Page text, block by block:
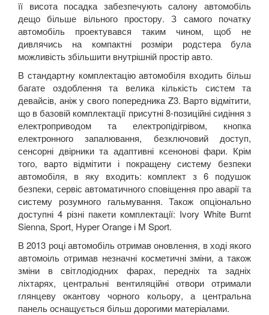
її висота посадка забезпечують салону автомобіль
дещо більше вільного простору. З самого початку
автомобіль проектувався таким чином, щоб не
дивлячись на компактні розміри родстера була
можливість збільшити внутрішній простір авто.
В стандартну комплектацію автомобіля входить більш
багате оздоблення та велика кількість систем та
девайсів, аніж у свого попередника Z3. Варто відмітити,
що в базовій комплектації присутні 8-позиційні сидіння з
електроприводом та електропідігрівом, кнопка
електронного запалювання, безключовий доступ,
сенсорні двірники та адаптивні ксенонові фари. Крім
того, варто відмітити і покращену систему безпеки
автомобіля, в яку входить: комплект з 6 подушок
безпеки, сервіс автоматичного сповіщення про аварії та
систему розумного гальмування. Також опціонально
доступні 4 різні пакети комплектації: Ivory White Burnt
Sienna, Sport, Hyper Orange і M Sport.
В 2013 році автомобіль отримав оновлення, в ході якого
автомоіль отримав незначні косметичні зміни, а також
зміни в світлодіодних фарах, передніх та задніх
ліхтарях, центральні вентиляційні отвори отримали
глянцеву окантову чорного кольору, а центральна
панель оснащується більш дорогими матеріалами.